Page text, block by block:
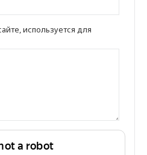
используется для